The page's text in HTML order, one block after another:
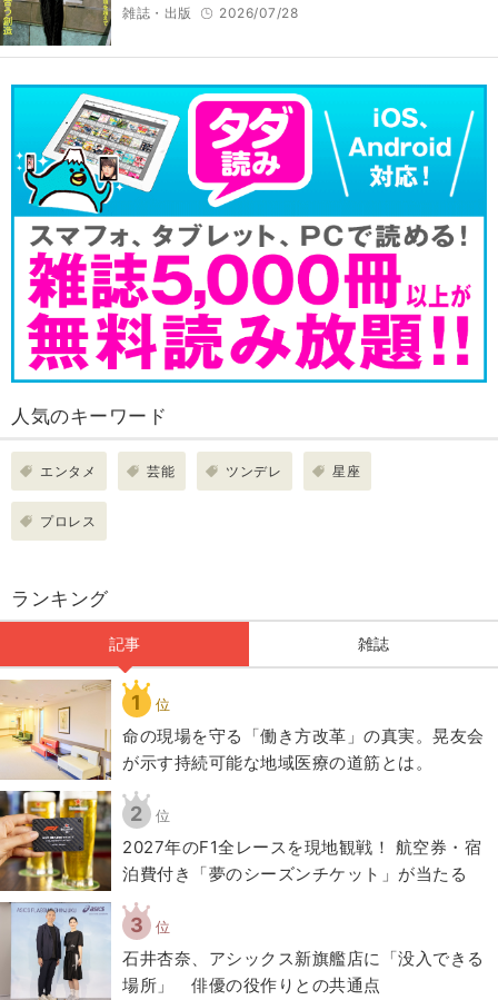
雑誌・出版 2026/07/28
人気のキーワード
エンタメ 芸能 ツンデレ 星座
プロレス
ランキング
記事 雑誌
1 位
​命の現場を守る「働き方改革」の真実。晃友会
が示す持続可能な地域医療の道筋とは。
2 位
2027年のF1全レースを現地観戦！ 航空券・宿
泊費付き「夢のシーズンチケット」が当たる
3 位
石井杏奈、アシックス新旗艦店に「没入できる
場所」 俳優の役作りとの共通点